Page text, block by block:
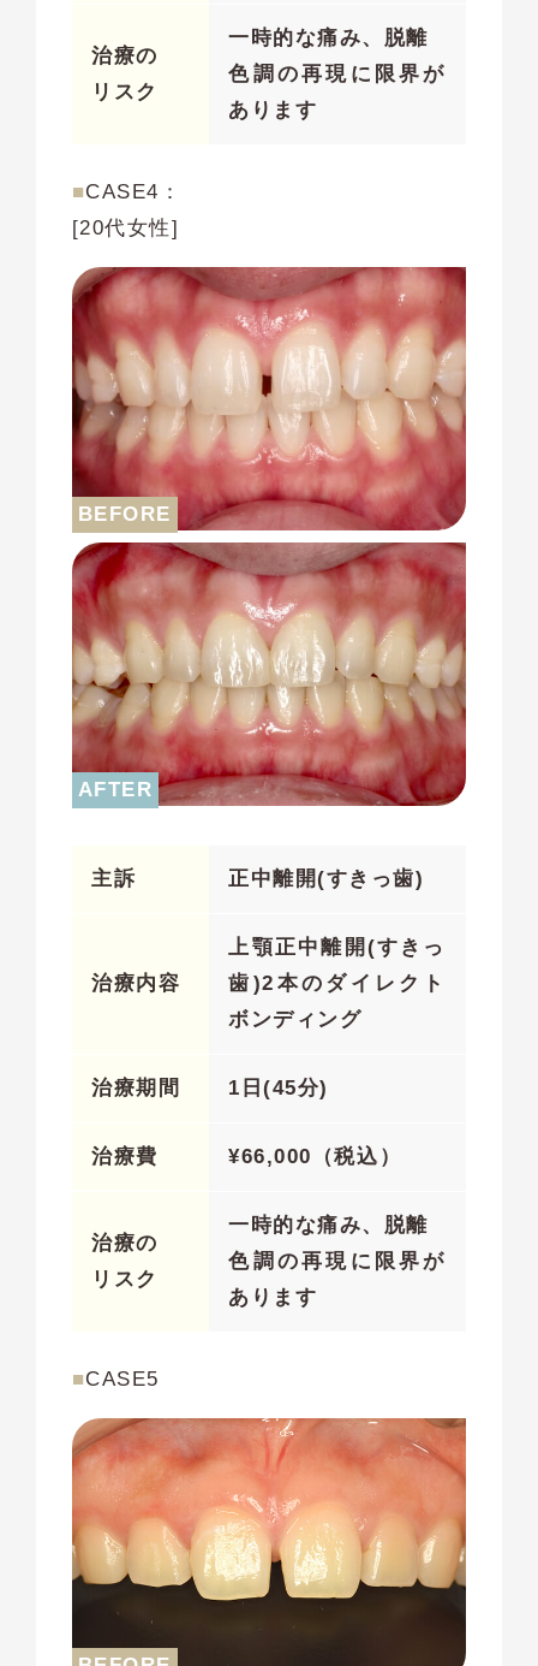
治療の
リスク
一時的な痛み、脱離
色調の再現に限界が
あります
■CASE4：
[20代女性]
主訴 正中離開(すきっ歯)
治療内容
上顎正中離開(すきっ
歯)2本のダイレクト
ボンディング
治療期間 1日(45分)
治療費 ¥66,000（税込）
治療の
リスク
一時的な痛み、脱離
色調の再現に限界が
あります
■CASE5